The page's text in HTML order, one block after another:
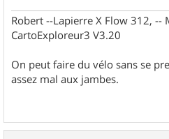
Robert --Lapierre X Flow 312, --
CartoExploreur3 V3.20
On peut faire du vélo sans se
assez mal aux jambes.